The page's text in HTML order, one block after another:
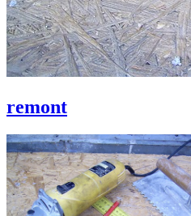
remont